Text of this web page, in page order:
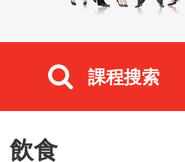
課程搜索
飲食